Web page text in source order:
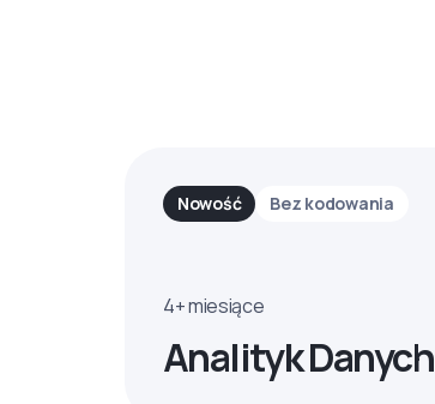
Nowość Bez kodowania
4+ miesiące
Analityk Danych